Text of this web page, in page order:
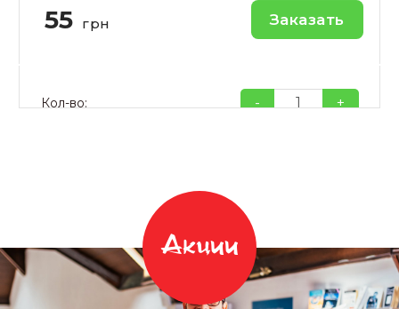
55 грн Заказать
Кол-во: - +
Акции